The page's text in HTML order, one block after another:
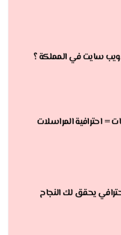
سايت في المملكة ؟
= احترافية المراسلات
يحقق لك النجاح